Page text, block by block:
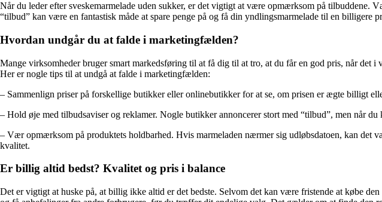
Når du leder efter sveskemarmelade uden sukker, er det vigtigt at være opmærksom på
“tilbud” kan være en fantastisk måde at spare penge på og få din yndlingsmarmelade til en billigere
Hvordan undgår du at falde i marketingfælden?
Mange virksomheder bruger smart markedsføring til at få dig til at tro, at du får en god pris, når
Her er nogle tips til at undgå at falde i marketingfælden:
– Sammenlign priser på forskellige butikker eller onlinebutikker for at se, om prisen er ægte billigt
– Hold øje med tilbudsaviser og reklamer. Nogle butikker annoncerer stort med “tilbud”, men når
– Vær opmærksom på produktets holdbarhed. Hvis marmeladen nærmer sig udløbsdatoen, kan det
kvalitet.
Er billig altid bedst? Kvalitet og pris i balance
Det er vigtigt at huske på, at billig ikke altid er det bedste. Selvom det kan være fristende at købe